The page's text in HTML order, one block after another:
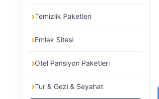
Temizlik Paketleri
Emlak Sitesi
Otel Pansiyon Paketleri
Tur & Gezi & Seyahat